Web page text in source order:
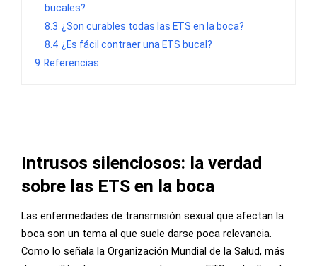
bucales?
8.3 ¿Son curables todas las ETS en la boca?
8.4 ¿Es fácil contraer una ETS bucal?
9 Referencias
Intrusos silenciosos: la verdad
sobre las ETS en la boca
Las enfermedades de transmisión sexual que afectan la
boca son un tema al que suele darse poca relevancia.
Como lo señala la Organización Mundial de la Salud, más